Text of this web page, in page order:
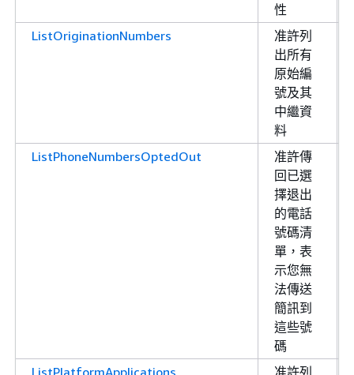
性
ListOriginationNumbers
准許列
出所有
原始編
號及其
中繼資
料
ListPhoneNumbersOptedOut
准許傳
回已選
擇退出
的電話
號碼清
單，表
示您無
法傳送
簡訊到
這些號
碼
ListPlatformApplications 准許列